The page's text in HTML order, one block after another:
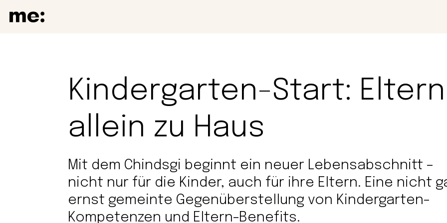
Kindergarten-Start: Eltern
allein zu Haus
Mit dem Chindsgi beginnt ein neuer Lebensabschnitt –
nicht nur für die Kinder, auch für ihre Eltern. Eine nicht
ernst gemeinte Gegenüberstellung von Kindergarten-
Kompetenzen und Eltern-Benefits.